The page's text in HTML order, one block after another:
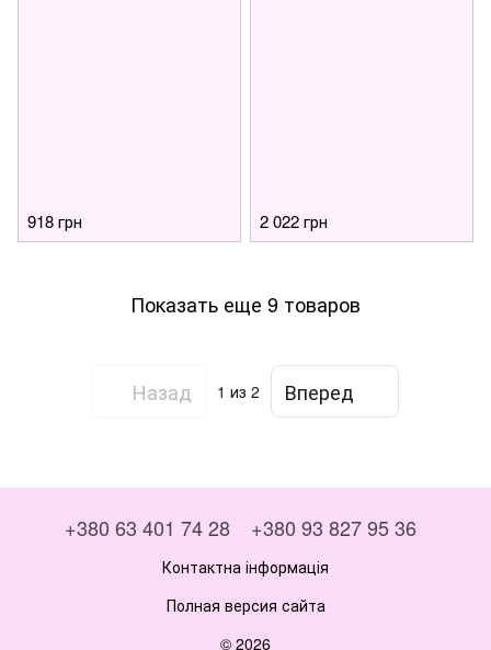
918 грн 2 022 грн
Показать еще 9 товаров
Назад 1 из 2 Вперед
+380 63 401 74 28 +380 93 827 95 36
Контактна інформація
Полная версия сайта
© 2026